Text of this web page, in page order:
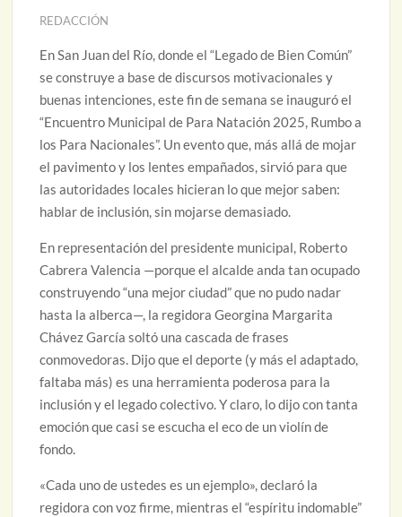
REDACCIÓN
En San Juan del Río, donde el “Legado de Bien Común”
se construye a base de discursos motivacionales y
buenas intenciones, este fin de semana se inauguró el
“Encuentro Municipal de Para Natación 2025, Rumbo a
los Para Nacionales”. Un evento que, más allá de mojar
el pavimento y los lentes empañados, sirvió para que
las autoridades locales hicieran lo que mejor saben:
hablar de inclusión, sin mojarse demasiado.
En representación del presidente municipal, Roberto
Cabrera Valencia —porque el alcalde anda tan ocupado
construyendo “una mejor ciudad” que no pudo nadar
hasta la alberca—, la regidora Georgina Margarita
Chávez García soltó una cascada de frases
conmovedoras. Dijo que el deporte (y más el adaptado,
faltaba más) es una herramienta poderosa para la
inclusión y el legado colectivo. Y claro, lo dijo con tanta
emoción que casi se escucha el eco de un violín de
fondo.
«Cada uno de ustedes es un ejemplo», declaró la
regidora con voz firme, mientras el “espíritu indomable”